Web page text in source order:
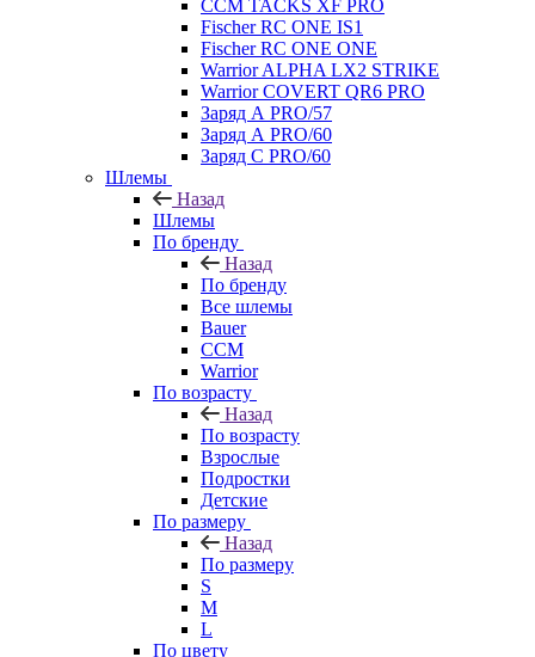
CCM TACKS XF PRO
Fischer RC ONE IS1
Fischer RC ONE ONE
Warrior ALPHA LX2 STRIKE
Warrior COVERT QR6 PRO
Заряд А PRO/57
Заряд А PRO/60
Заряд С PRO/60
Шлемы
Назад
Шлемы
По бренду
Назад
По бренду
Все шлемы
Bauer
CCM
Warrior
По возрасту
Назад
По возрасту
Взрослые
Подростки
Детские
По размеру
Назад
По размеру
S
M
L
По цвету